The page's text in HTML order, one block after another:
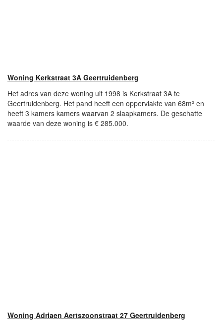
Woning Kerkstraat 3A Geertruidenberg
Het adres van deze woning uit 1998 is Kerkstraat 3A te
Geertruidenberg. Het pand heeft een oppervlakte van 68m² en
heeft 3 kamers kamers waarvan 2 slaapkamers. De geschatte
waarde van deze woning is € 285.000.
Woning Adriaen Aertszoonstraat 27 Geertruidenberg